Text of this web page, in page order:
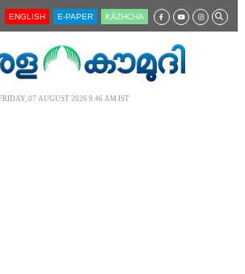
ENGLISH E-PAPER KĀZHCHA
07 AUGUST 2026 9.46 AM IST